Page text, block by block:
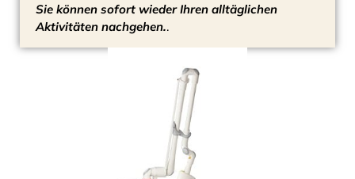
Sie können sofort wieder Ihren alltäglichen
Aktivitäten nachgehen..